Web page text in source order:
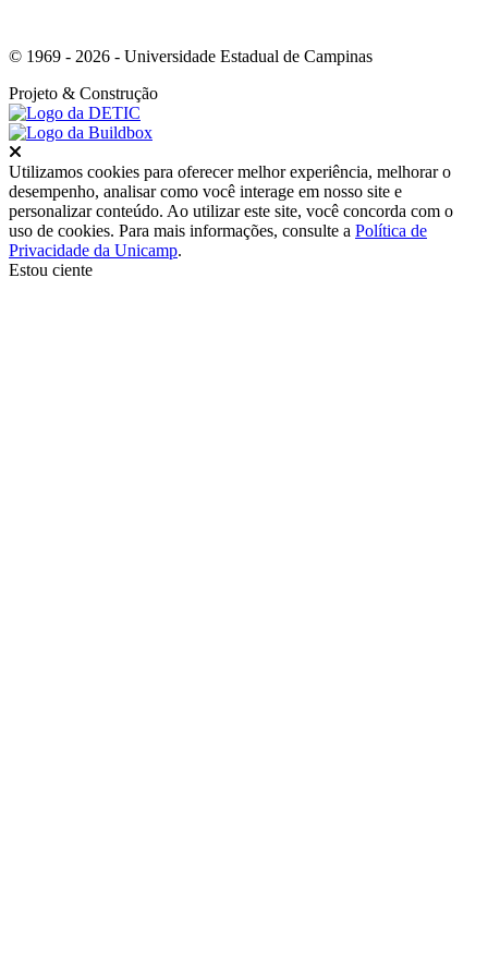
© 1969 - 2026 - Universidade Estadual de Campinas
Projeto & Construção
Utilizamos cookies para oferecer melhor experiência, melhorar o
desempenho, analisar como você interage em nosso site e
personalizar conteúdo. Ao utilizar este site, você concorda com o
uso de cookies. Para mais informações, consulte a Política de
Privacidade da Unicamp.
Estou ciente